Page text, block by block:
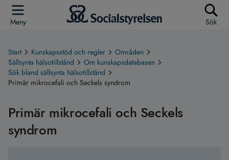
Meny Sök
Start Kunskapsstöd och regler
Områden
Sällsynta hälsotillstånd
Om kunskapsdatabasen
Sök bland sällsynta hälsotillstånd
Primär mikrocefali och Seckels syndrom
Primär mikrocefali och Seckels
syndrom